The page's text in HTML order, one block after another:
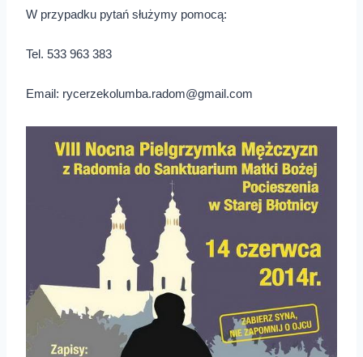
W przypadku pytań służymy pomocą:
Tel. 533 963 383
Email: rycerzekolumba.radom@gmail.com